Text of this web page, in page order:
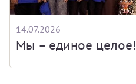
14.07.2026
Мы – единое целое!